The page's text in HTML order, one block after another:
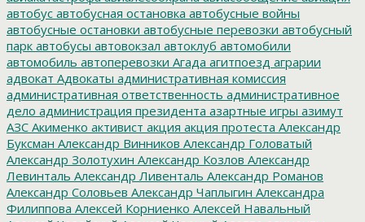
автобус автобусная остановка автобусные войны
автобусные остановки автобусные перевозки автобусный
парк автобусы автовокзал автоклуб автомобили
автомобиль автоперевозки Агада агитпоезд аграрии
адвокат Адвокаты административная комиссия
административная ответственность административное
дело администрация президента азартные игры азимут
АЗС Акименко активист акция акция протеста Александр
Буксман Александр Винников Александр Головатый
Александр Золотухин Александр Козлов Александр
Левинталь Александр Ливенталь Александр Романов
Александр Соловьев Александр Чаплыгин Александра
Филиппова Алексей Корниенко Алексей Навальный